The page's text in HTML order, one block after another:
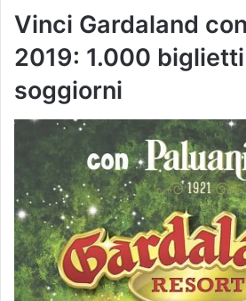
Vinci Gardaland
2019: 1.000
soggiorni